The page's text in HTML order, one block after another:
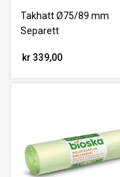
Takhatt Ø75/89 mm
Separett
kr 339,00